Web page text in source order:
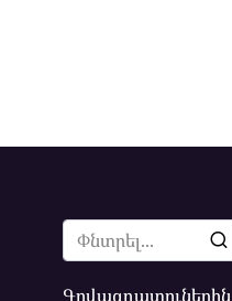
Search
for:
Գովազդատուներին